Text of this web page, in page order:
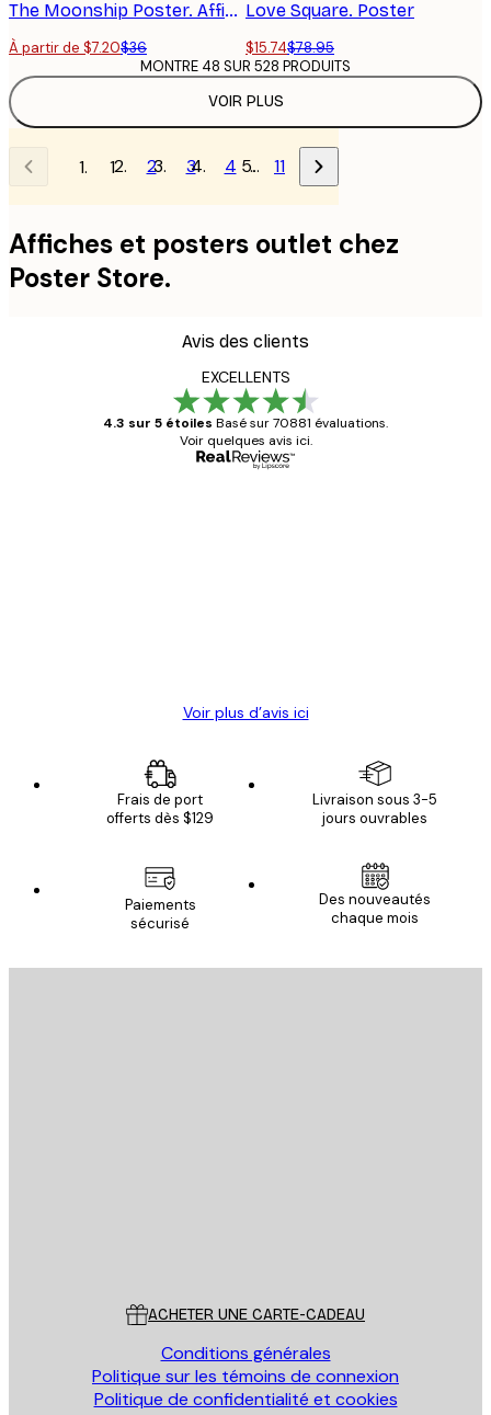
The Moonship Poster. Affiche
À partir de $7.20$36
Love Square. Poster
$15.74$78.95
VOIR PLUS
MONTRE 48 SUR 528 PRODUITS
1 2 3 4 … 11
Affiches et posters outlet chez
Poster Store.
Avis des clients
EXCELLENTS
4.3 sur 5 étoiles Basé sur 70881 évaluations.
Voir quelques avis ici.
Voir plus d’avis ici
Frais de port
offerts dès $129
Livraison sous 3-5
jours ouvrables
Paiements
sécurisé
Des nouveautés
chaque mois
ACHETER UNE CARTE-CADEAU
Conditions générales
Politique sur les témoins de connexion
Politique de confidentialité et cookies